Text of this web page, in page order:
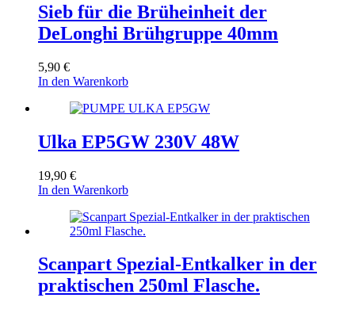
Sieb für die Brüheinheit der
DeLonghi Brühgruppe 40mm
5,90 €
In den Warenkorb
Ulka EP5GW 230V 48W
19,90 €
In den Warenkorb
Scanpart Spezial-Entkalker in der
praktischen 250ml Flasche.